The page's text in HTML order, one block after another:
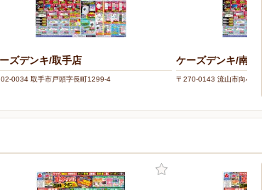
ズデンキ/取手店
0034 取手市戸頭字長町1299-4
ケーズデンキ/南柏店
〒270-0143 流山市向小金